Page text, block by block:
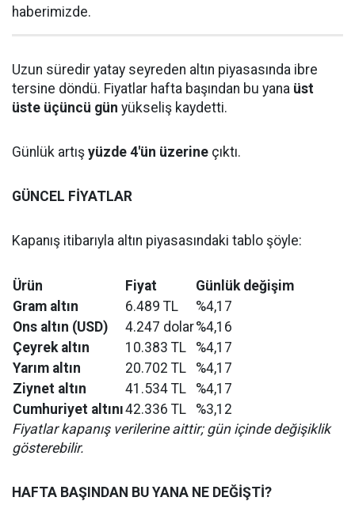
haberimizde.
Uzun süredir yatay seyreden altın piyasasında ibre
tersine döndü. Fiyatlar hafta başından bu yana üst
üste üçüncü gün yükseliş kaydetti.
Günlük artış yüzde 4'ün üzerine çıktı.
GÜNCEL FİYATLAR
Kapanış itibarıyla altın piyasasındaki tablo şöyle:
Ürün Fiyat
Günlük değişim
Gram altın
6.489 TL
%4,17
Ons altın (USD)
4.247 dolar%4,16
Çeyrek altın
10.383 TL
%4,17
Yarım altın
20.702 TL
%4,17
Ziynet altın
41.534 TL
%4,17
Cumhuriyet altını42.336 TL
%3,12
Fiyatlar kapanış verilerine aittir; gün içinde değişiklik
gösterebilir.
HAFTA BAŞINDAN BU YANA NE DEĞİŞTİ?